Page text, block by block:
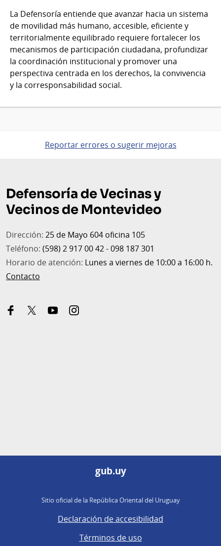
La Defensoría entiende que avanzar hacia un sistema
de movilidad más humano, accesible, eficiente y
territorialmente equilibrado requiere fortalecer los
mecanismos de participación ciudadana, profundizar
la coordinación institucional y promover una
perspectiva centrada en los derechos, la convivencia
y la corresponsabilidad social.
Reportar errores o sugerir mejoras
de
página
Defensoría de Vecinas y
Vecinos de Montevideo
Dirección: 25 de Mayo 604 oficina 105
Teléfono: (598) 2 917 00 42 - 098 187 301
Horario de atención: Lunes a viernes de 10:00 a 16:00 h.
Contacto
facebook youtubeinstagram
gub.uy
Sitio oficial de la República Oriental del Uruguay
Declaración de accesibilidad
Términos de uso